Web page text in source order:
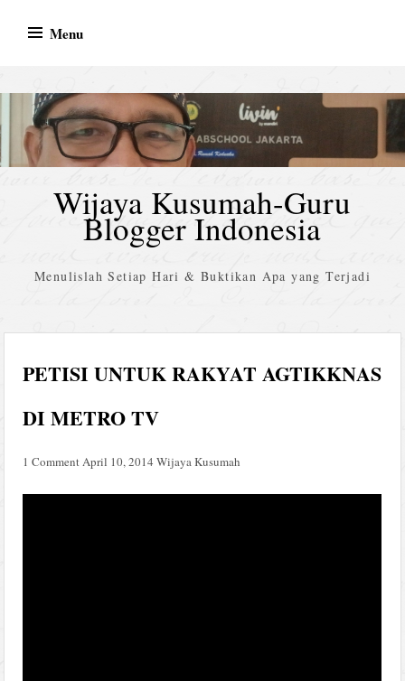
Menu
Wijaya Kusumah-Guru
Blogger Indonesia
Menulislah Setiap Hari & Buktikan Apa yang Terjadi
PETISI UNTUK RAKYAT AGTIKKNAS
DI METRO TV
1 Comment April 10, 2014 Wijaya Kusumah